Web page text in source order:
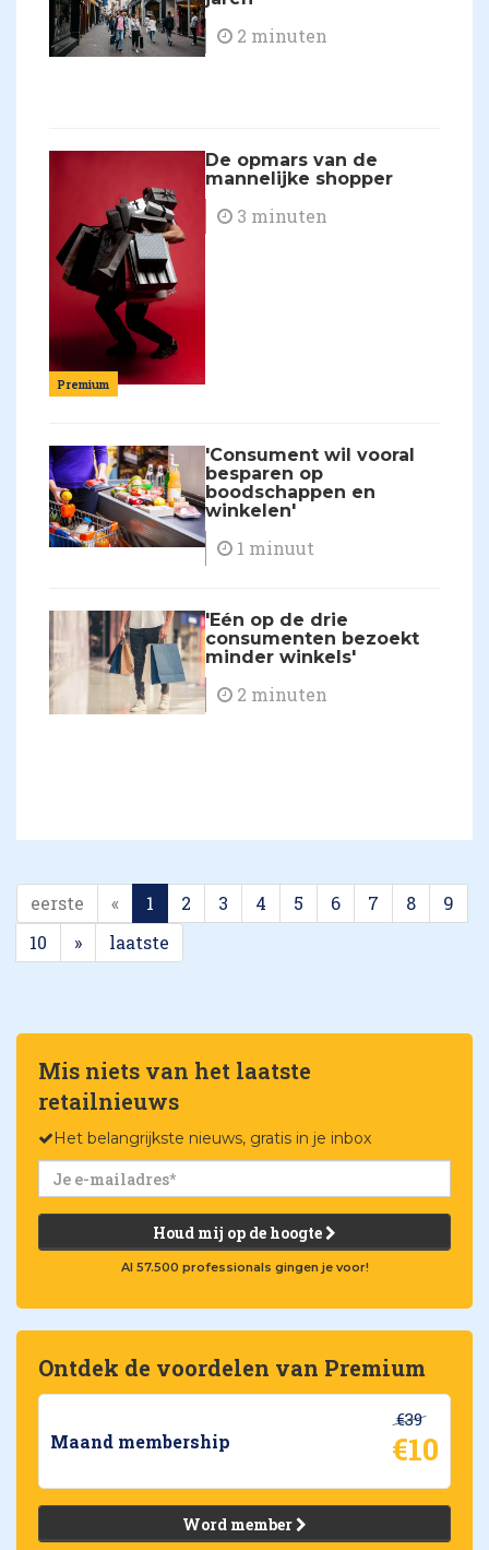
2 minuten
Premium
De opmars van de
mannelijke shopper
3 minuten
'Consument wil vooral
besparen op
boodschappen en
winkelen'
1 minuut
'Eén op de drie
consumenten bezoekt
minder winkels'
2 minuten
eerste « 1 2 3 4 5 6 7 8
9
10
» laatste
Mis niets van het laatste
retailnieuws
Het belangrijkste nieuws, gratis in je inbox
Houd mij op de hoogte
Al 57.500 professionals gingen je voor!
Ontdek de voordelen van Premium
Maand membership
€39
€10
Word member